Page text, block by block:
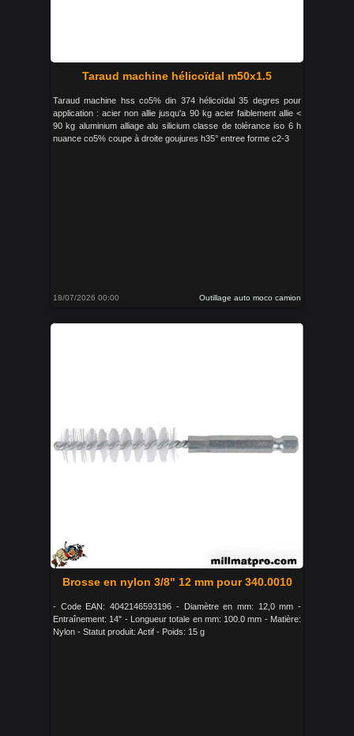
Taraud machine hélicoïdal m50x1.5
Taraud machine hss co5% din 374 hélicoïdal 35 degres pour
application : acier non allie jusqu'a 90 kg acier faiblement allie <
90 kg aluminium alliage alu silicium classe de tolérance iso 6 h
nuance co5% coupe à droite goujures h35° entree forme c2-3
18/07/2026 00:00 Outillage auto moco camion
Brosse en nylon 3/8" 12 mm pour 340.0010
- Code EAN: 4042146593196 - Diamètre en mm: 12,0 mm -
Entraînement: 14" - Longueur totale en mm: 100.0 mm - Matière:
Nylon - Statut produit: Actif - Poids: 15 g